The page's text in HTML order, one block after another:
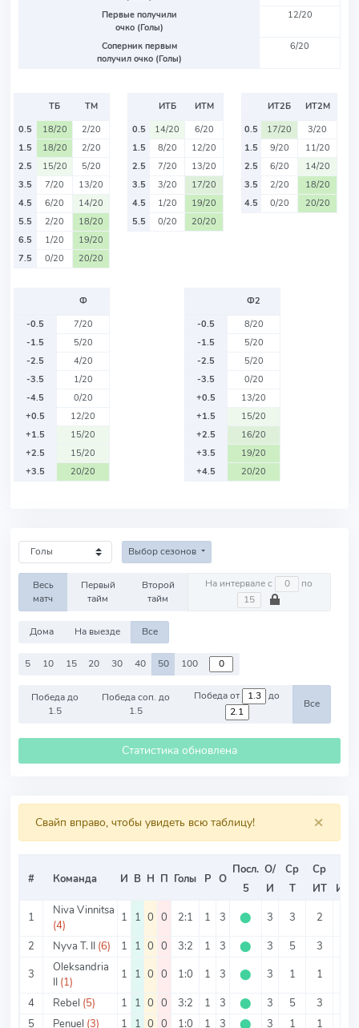
Первые получили
очко (Голы)
12/20
Соперник первым
получил очко (Голы)
6/20
ТБ
ТМ
0.5
18/20
2/20
1.5
18/20
2/20
2.5
15/20
5/20
3.5
7/20
13/20
4.5
6/20
14/20
5.5
2/20
18/20
6.5
1/20
19/20
7.5
0/20 20/20
ИТБ
ИТМ
0.5
14/20
6/20
1.5
8/20
12/20
2.5
7/20
13/20
3.5
3/20
17/20
4.5
1/20
19/20
5.5
0/20 20/20
ИТ2Б
ИТ2М
0.5
17/20
3/20
1.5
9/20
11/20
2.5
6/20
14/20
3.5
2/20
18/20
4.5
0/20 20/20
Ф
-0.5
7/20
-1.5
5/20
-2.5
4/20
-3.5
1/20
-4.5
0/20
+0.5
12/20
+1.5
15/20
+2.5
15/20
+3.5
20/20
Ф2
-0.5
8/20
-1.5
5/20
-2.5
5/20
-3.5
0/20
+0.5
13/20
+1.5
15/20
+2.5
16/20
+3.5
19/20
+4.5
20/20
Выбор сезонов
Весь
матч
Первый
тайм
Второй
тайм
На интервале с по
Дома На выезде Все
5 10 15 20 30 40 50 100
Победа до
1.5
Победа соп. до
1.5
Победа от до
Все
Статистика обновлена
×
Свайп вправо, чтобы увидеть всю таблицу!
# Команда И В Н П Голы Р О
Посл.
5
О/
И
Ср
Т
Ср
ИТ
ИТ2
1
Niva Vinnitsa
(4)
1 1 0 0 2:1 1 3 ⬤ 3 3 2
2
Nyva T. II (6) 1 1 0 0 3:2 1 3 ⬤ 3 5 3
3
Oleksandria
II (1)
1 1 0 0 1:0 1 3 ⬤ 3 1 1
4
Rebel (5) 1 1 0 0 3:2 1 3 ⬤ 3 5 3
5
Penuel (3) 1 1 0 0 1:0 1 3 ⬤ 3 1 1